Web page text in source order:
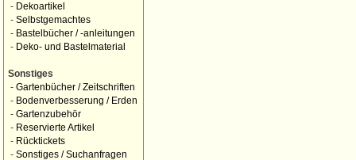
- Dekoartikel
- Selbstgemachtes
- Bastelbücher / -anleitungen
- Deko- und Bastelmaterial
Sonstiges
- Gartenbücher / Zeitschriften
- Bodenverbesserung / Erden
- Gartenzubehör
- Reservierte Artikel
- Rücktickets
- Sonstiges / Suchanfragen